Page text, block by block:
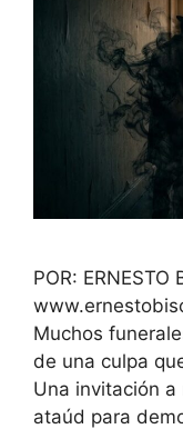
POR: ERNESTO
Muchos
de una culpa
Una invitación
ataúd para